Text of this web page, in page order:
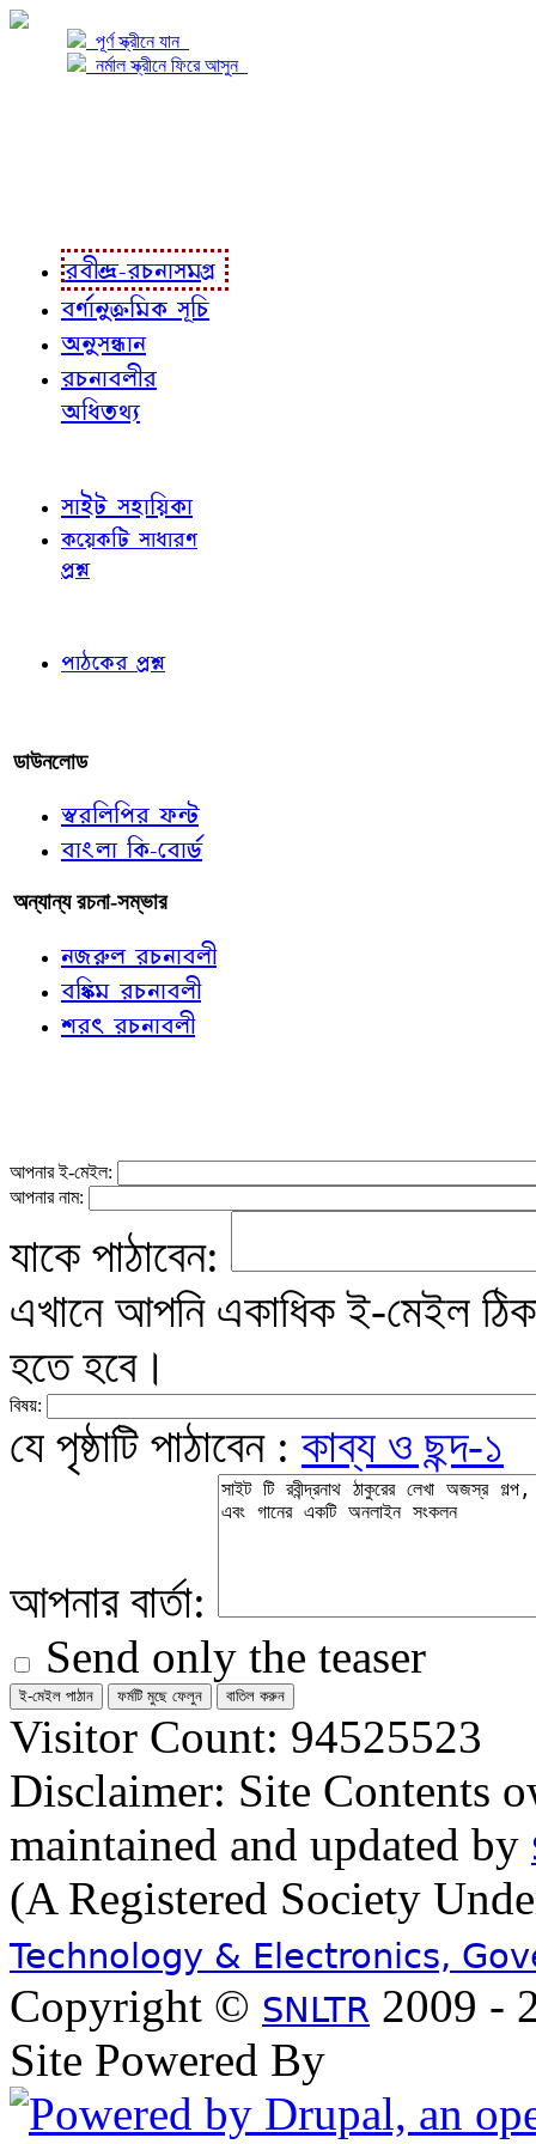
পূর্ণ স্ক্রীনে যান
নর্মাল স্ক্রীনে ফিরে আসুন
রবীন্দ্র-রচনাসমগ্র
বর্ণানুক্রমিক সূচি
অনুসন্ধান
রচনাবলীর
অধিতথ্য
সাইট সহায়িকা
কয়েকটি সাধারণ
প্রশ্ন
পাঠকের প্রশ্ন
ডাউনলোড
স্বরলিপির ফন্ট
বাংলা কি-বোর্ড
অন্যান্য রচনা-সম্ভার
নজরুল রচনাবলী
বঙ্কিম রচনাবলী
শরৎ রচনাবলী
আপনার ই-মেইল:
আপনার নাম:
যাকে পাঠাবেন:
এখানে আপনি একাধিক ই-মেইল
হতে হবে।
বিষয়:
যে পৃষ্ঠাটি পাঠাবেন : কাব্য ও ছন্দ-১
আপনার বার্তা:
Send only the teaser
Visitor Count: 94525523
Disclaimer: Site Contents
maintained and updated by
(A Registered Society
Technology & Electronics,
Copyright © SNLTR 2009 -
Site Powered By